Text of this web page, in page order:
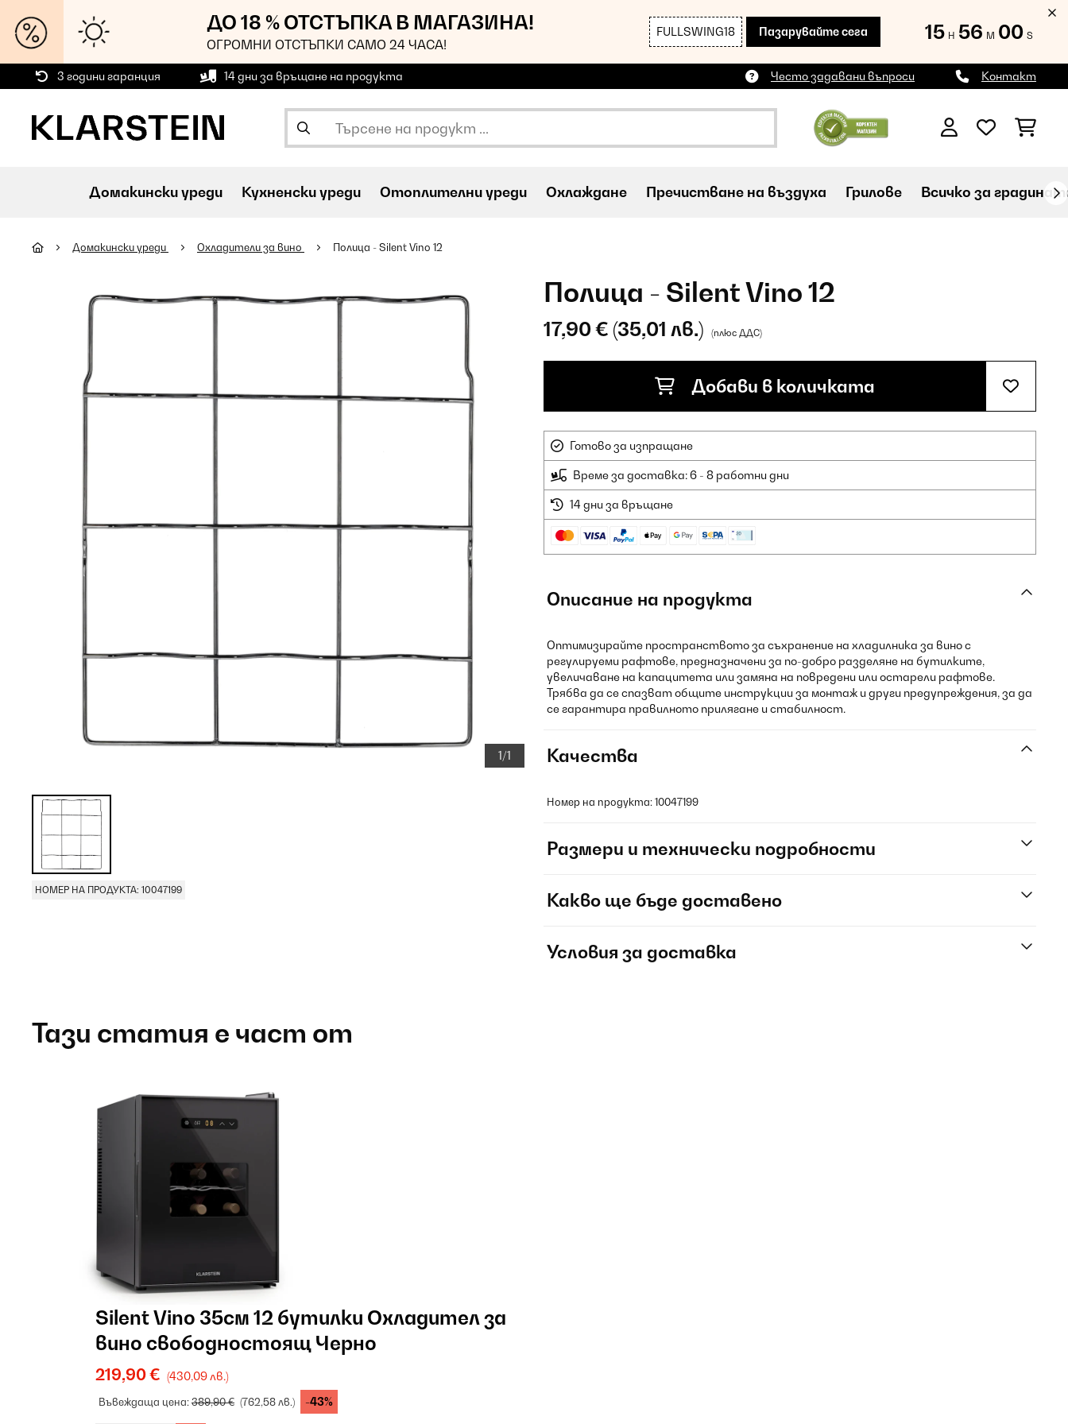
ДО 18 % ОТСТЪПКА В МАГАЗИНА!
ОГРОМНИ ОТСТЪПКИ САМО 24 ЧАСА!
FULLSWING18 Пазарувайте сега 15 H 55 M 59 S
3 години гаранция 14 дни за връщане на продукта Често задавани въпроси Контакт
Домакински уреди Кухненски уреди Oтоплителни уреди Охлаждане Пречистване на въздуха Грилове Всичко за
Домакински уреди Oхладители за вино Полица - Silent Vino 12
1/1
НОМЕР НА ПРОДУКТА: 10047199
Полица - Silent Vino 12
17,90 € (35,01 лв.) (плюс ДДС)
Добави в количката
Готово за изпращане
Време за доставка: 6 - 8 работни дни
14 дни за връщане
Описание на продукта
Оптимизирайте пространството за съхранение на хладилника за вино с
регулируеми рафтове, предназначени за по-добро разделяне на бутилките,
увеличаване на капацитета или замяна на повредени или остарели рафтове.
Трябва да се спазват общите инструкции за монтаж и други предупреждения, за да
се гарантира правилното прилягане и стабилност.
Качества
Номер на продукта: 10047199
Размери и технически подробности
Какво ще бъде доставено
Условия за доставка
Тази статия е част от
Silent Vino 35см 12 бутилки Охладител за
вино свободностоящ Черно
219,90 € (430,09 лв.)
Въвеждаща цена:389,90 € (762,58 лв.) -43%